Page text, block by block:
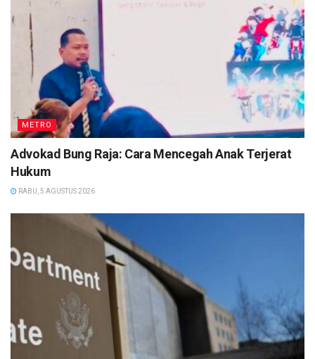
METRO
Advokad Bung Raja: Cara Mencegah Anak Terjerat
Hukum
RABU, 5 AGUSTUS 2026